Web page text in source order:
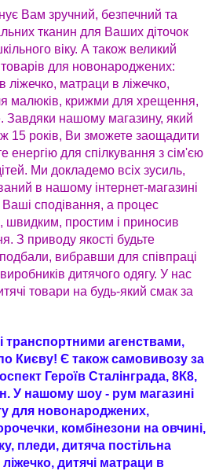
Вам зручний, безпечний та
тканин для Ваших діточок
віку. А також великий
для новонароджених:
ліжечко, матраци в ліжечко,
малюків, крижми для хрещення,
Завдяки нашому магазину, який
15 років, Ви зможете заощадити
енергію для спілкування з сім'єю
Ми докладемо всіх зусиль,
в нашому інтернет-магазині
сподівання, а процес
швидким, простим і приносив
З приводу якості будьте
вибравши для співпраці
дитячого одягу. У нас
товари на будь-який смак за
транспортними агенствами,
Києву! Є також самовивозу за
Героїв Сталінграда, 8К8,
У нашому шоу - рум магазині
для новонароджених,
комбінезони на овчині,
пледи, дитяча постільна
дитячі матраци в